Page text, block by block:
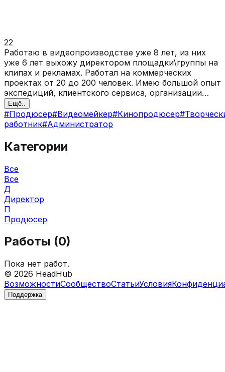
22
Работаю в видеопроизводстве уже 8 лет, из них
уже 6 лет выхожу директором площадки\группы на
клипах и рекламах. Работал на коммерческих
проектах от 20 до 200 человек. Имею большой опыт
экспедиций, клиентского сервиса, организации
видеопроизводства любых масштабов.
Ещё..
#Продюсер#Видеомейкер#Кинопродюсер#
работник#Администратор
Категории
Все
Все
Д
Директор
П
Продюсер
Работы (0)
Пока нет работ.
© 2026 HeadHub
ВозможностиСообществоСтатьиУсловия
Поддержка